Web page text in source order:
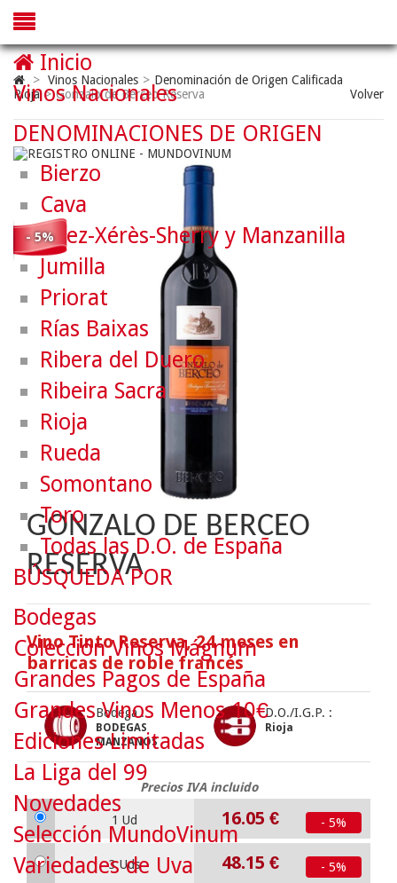
> Vinos Nacionales > Denominación de Origen Calificada
Rioja > Gonzalo de Berceo Reserva Volver
- 5%
GONZALO DE BERCEO
RESERVA
Vino Tinto Reserva, 24 meses en
barricas de roble francés
Bodega :
BODEGAS
MANZANOS
D.O./I.G.P. :
Rioja
Precios IVA incluido
1 Ud 16.05 € - 5%
3 Uds 48.15 € - 5%
Inicio
Vinos Nacionales
DENOMINACIONES DE ORIGEN
Bierzo
Cava
Jerez-Xérès-Sherry y Manzanilla
Jumilla
Priorat
Rías Baixas
Ribera del Duero
Ribeira Sacra
Rioja
Rueda
Somontano
Toro
Todas las D.O. de España
BÚSQUEDA POR
Bodegas
Colección Vinos Mágnum
Grandes Pagos de España
Grandes Vinos Menos 10€
Ediciones Limitadas
La Liga del 99
Novedades
Selección MundoVinum
Variedades de Uva